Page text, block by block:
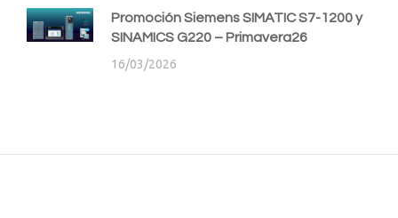
Promoción Siemens SIMATIC S7-1200 y
SINAMICS G220 – Primavera26
16/03/2026